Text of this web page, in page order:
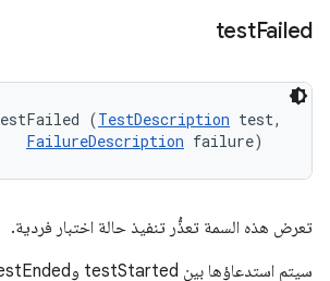
testFailed
(TestDescription test,
FailureDescription failure)
تعرض هذه السمة تعذُّر تنفيذ حالة اختبار فردية.
سيتم استدعاؤها بين testStarted وtestEnded.